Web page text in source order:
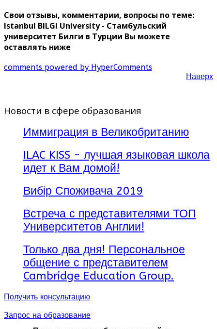
Свои отзывы, комментарии, вопросы по теме:
Istanbul BILGI University - Стамбульский
университет Билги в Турции Вы можете
оставлять ниже
comments powered by HyperComments
Наверх
Новости в сфере образования
Иммиграция в Великобританию
ILAC KISS - лучшая языковая школа
идет к Вам домой!
Вибір Споживача 2019
Встреча с представителями ТОП
Университетов Англии!
Только два дня! Персональное
общение с представителем
Cambridge Education Group.
Получить консультацию
Запрос на образование